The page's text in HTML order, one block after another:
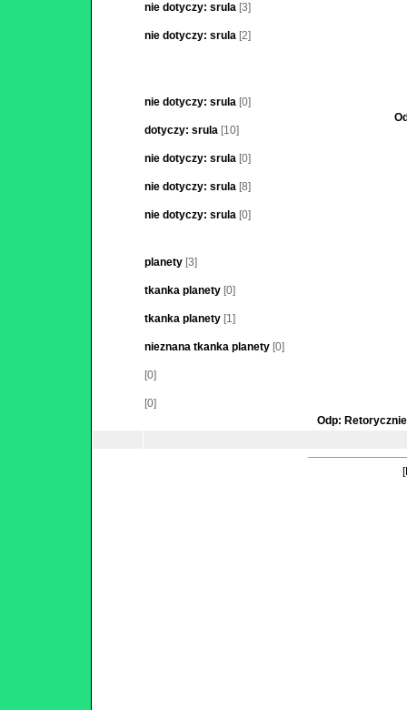
nie dotyczy: srula [3]
nie dotyczy: srula [2]
nie dotyczy: srula [0]
dotyczy: srula [10]
nie dotyczy: srula [0]
nie dotyczy: srula [8]
nie dotyczy: srula [0]
planety [3]
tkanka planety [0]
tkanka planety [1]
nieznana tkanka planety [0]
[0]
[0]
Odp: